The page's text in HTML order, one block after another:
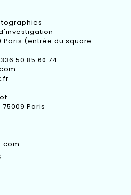
Paris (entrée du square
Paris